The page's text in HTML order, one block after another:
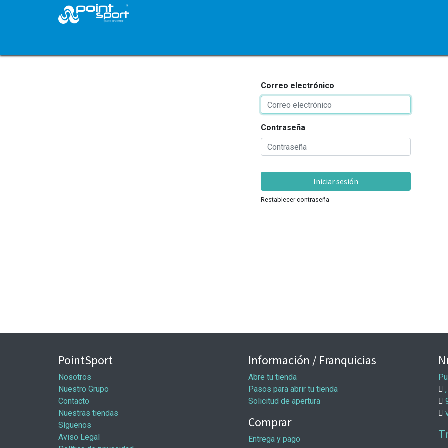
Correo electrónico
Contraseña
Iniciar sesión
Restablecer contraseña
PointSport
Nosotros
Nuestro Grupo
Contacto
Nuestras tiendas
Síguenos
Aviso Legal
Información / Franquicias
Abre tu tienda
Pasos para abrir tu tienda
Solicitud de apertura
Comprar
Entrega y pago